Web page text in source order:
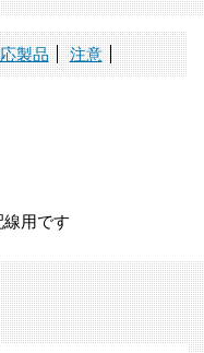
製品 注意
用です